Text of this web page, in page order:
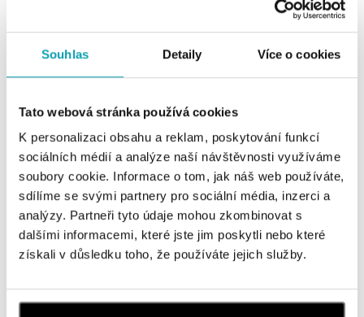
Souhlas Detaily Více o cookies
Tato webová stránka používá cookies
K personalizaci obsahu a reklam, poskytování funkcí
sociálních médií a analýze naší návštěvnosti využíváme
soubory cookie. Informace o tom, jak náš web používáte,
sdílíme se svými partnery pro sociální média, inzerci a
analýzy. Partneři tyto údaje mohou zkombinovat s
dalšími informacemi, které jste jim poskytli nebo které
získali v důsledku toho, že používáte jejich služby.
ALO
Prsteň s turmalínom a diamantmi
Baroque Fairytale
ALO
Prsteň s turmalínom a diamantmi
Red Poem